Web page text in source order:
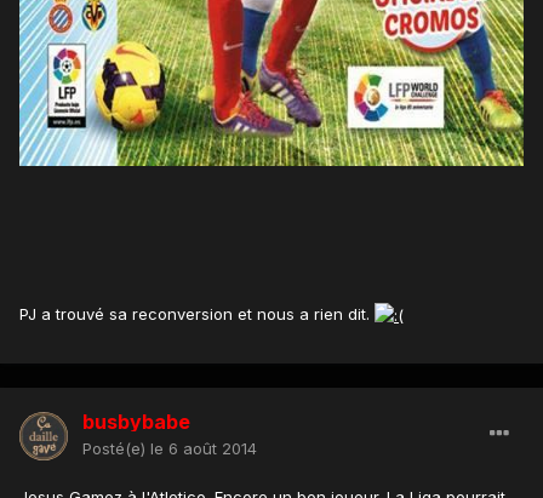
PJ a trouvé sa reconversion et nous a rien dit.
busbybabe
Posté(e) le 6 août 2014